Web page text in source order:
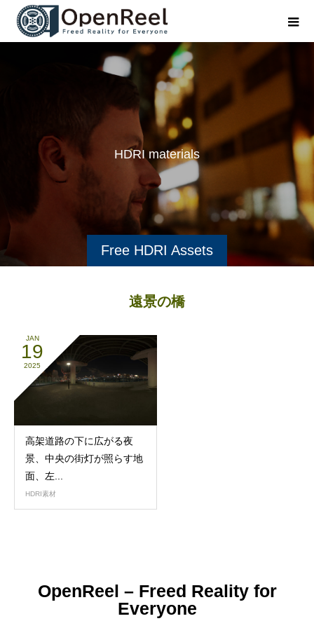
Free HDRI Assets
HDRI materials in
遠景の橋
JAN
19
2025
高架道路の下に広がる夜
景、中央の街灯が照らす地
面、左...
HDRI素材
OpenReel – Freed Reality for
Everyone